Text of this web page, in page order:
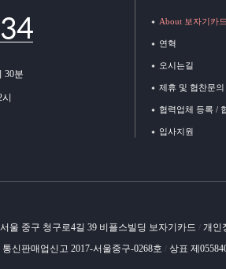
30분
About 보자기카
연혁
오시는길
제휴 및 협찬문의
협력업체 등록 /
입사지원
서울 중구 청구로4길 39 비플스빌딩 보자기카드 / 개인
통신판매업신고 2017-서울중구-0268호 / 상표 제